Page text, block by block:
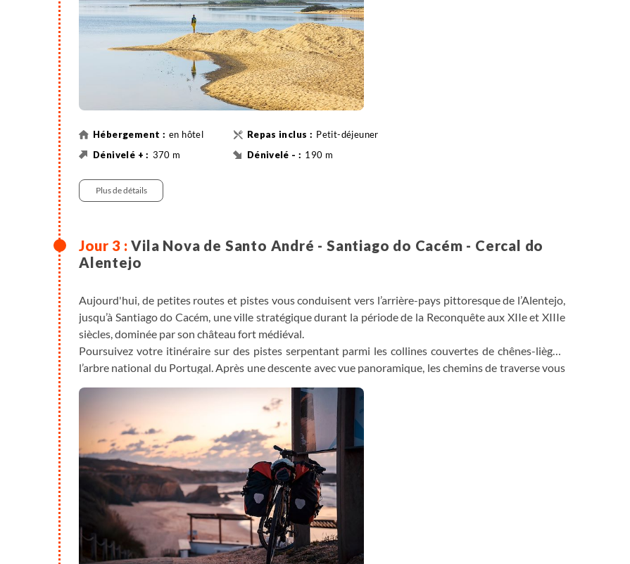
en hôtel
Petit-déjeuner
370 m
190 m
Plus de détails
Vila Nova de Santo André - Santiago do Cacém - Cercal do
Alentejo
Aujourd'hui, de petites routes et pistes vous conduisent vers l’arrière-pays pittoresque de l’Alentejo,
jusqu’à Santiago do Cacém, une ville stratégique durant la période de la Reconquête aux XIIe et XIIIe
siècles, dominée par son château fort médiéval.
Poursuivez votre itinéraire sur des pistes serpentant parmi les collines couvertes de chênes-lièges,
l’arbre national du Portugal. Après une descente avec vue panoramique, les chemins de traverse vous
mènent aux rives du lac de Campilhas, avant d'arriver à la petite ville typique de Cercal do Alentejo.